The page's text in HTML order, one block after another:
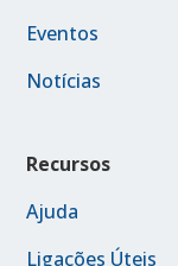
Eventos
Notícias
Recursos
Ajuda
Ligações Úteis